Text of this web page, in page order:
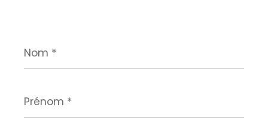
*
*